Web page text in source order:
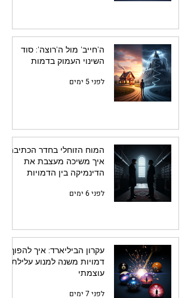
ה'חייב' מול ה'רוצה': סוד
השינוי העמוק בדמות
לפני 5 ימים
המוח הזוחלי בחדר הכתיבה:
איך משיכה מעצבת את
הדינמיקה בין הדמויות
לפני 6 ימים
עקרון הביליארד: איך להפוך
דמויות משנה למנוע עלילתי
עוצמתי
לפני 7 ימים